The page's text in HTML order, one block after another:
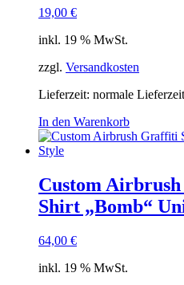
19,00 €
inkl. 19 % MwSt.
zzgl. Versandkosten
Lieferzeit: normale Lieferzeit
In den Warenkorb
Custom
Shirt „Bomb“
64,00 €
inkl. 19 % MwSt.